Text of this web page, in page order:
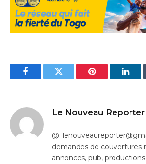
FacebookTwitter Pinterest
Le Nouveau Reporter
@:
demandes de couvertures
annonces, pub,